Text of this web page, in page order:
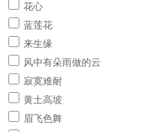
花心
蓝莲花
来生缘
风中有朵雨做的云
寂寞难耐
黄土高坡
眉飞色舞